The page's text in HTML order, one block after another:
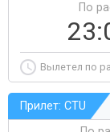
По
Вылетел по
Прилет: CTU